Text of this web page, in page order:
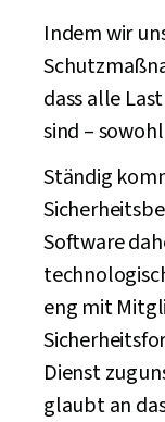
Indem wir
dass alle
sind –
Ständig
Software
eng mit
Dienst
glaubt an